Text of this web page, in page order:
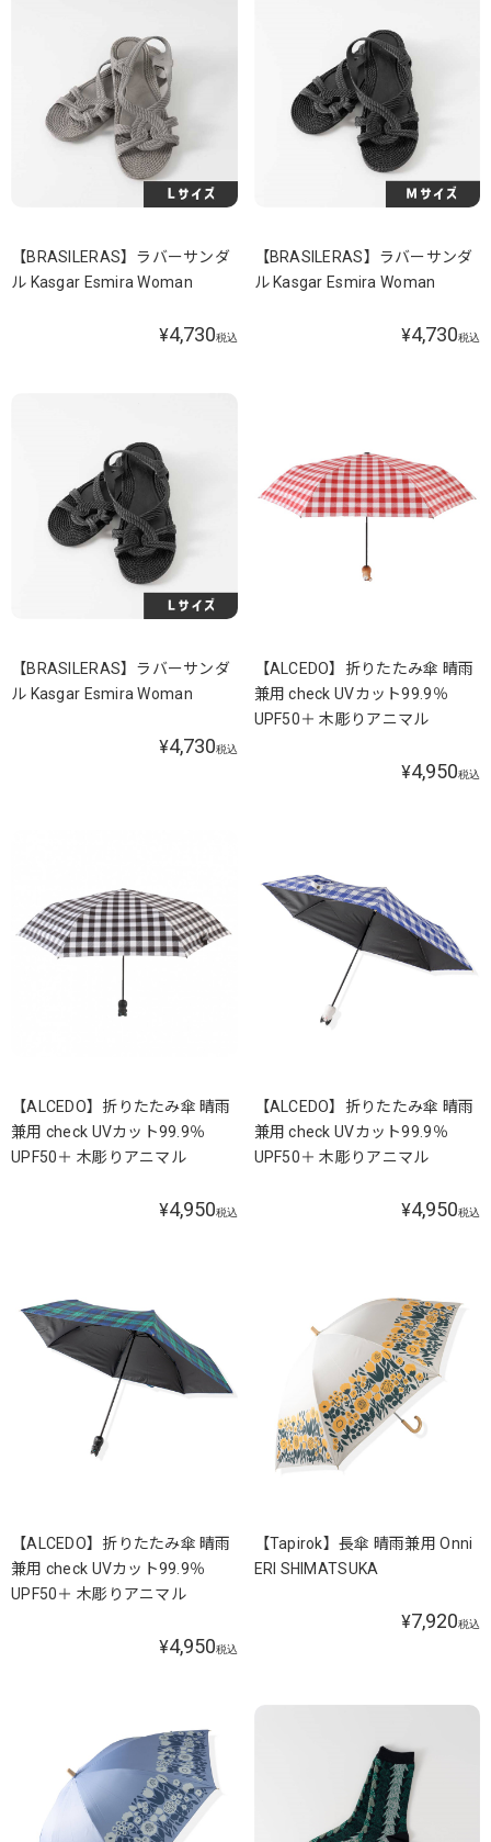
【BRASILERAS】ラバーサンダ
ル Kasgar Esmira Woman
¥4,730税込
【BRASILERAS】ラバーサンダ
ル Kasgar Esmira Woman
¥4,730税込
【BRASILERAS】ラバーサンダ
ル Kasgar Esmira Woman
¥4,730税込
【ALCEDO】折りたたみ傘 晴雨
兼用 check UVカット99.9％
UPF50＋ 木彫りアニマル
¥4,950税込
【ALCEDO】折りたたみ傘 晴雨
兼用 check UVカット99.9％
UPF50＋ 木彫りアニマル
¥4,950税込
【ALCEDO】折りたたみ傘 晴雨
兼用 check UVカット99.9％
UPF50＋ 木彫りアニマル
¥4,950税込
【ALCEDO】折りたたみ傘 晴雨
兼用 check UVカット99.9％
UPF50＋ 木彫りアニマル
¥4,950税込
【Tapirok】長傘 晴雨兼用 Onni
ERI SHIMATSUKA
¥7,920税込